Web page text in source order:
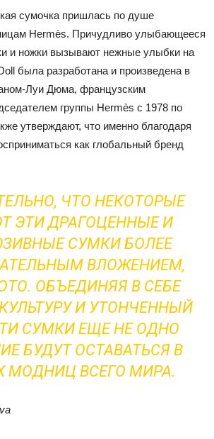
сумочка пришлась по душе
Hermès. Причудливо улыбающееся
и ножки вызывают нежные улыбки на
была разработана и произведена в
Луи Дюма, французским
группы Hermès с 1978 по
утверждают, что именно благодаря
как глобальный бренд
ЧТО НЕКОТОРЫЕ
ЭТИ ДРАГОЦЕННЫЕ И
СУМКИ БОЛЕЕ
ВЛОЖЕНИЕМ,
ОБЪЕДИНЯЯ В СЕБЕ
И УТОНЧЕННЫЙ
СУМКИ ЕЩЕ НЕ ОДНО
БУДУТ ОСТАВАТЬСЯ В
МОДНИЦ ВСЕГО МИРА.